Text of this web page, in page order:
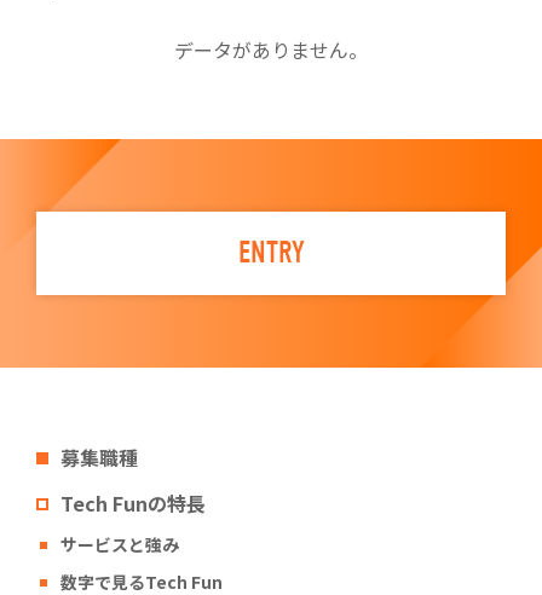
データがありません。
ENTRY
募集職種
Tech Funの特長
サービスと強み
数字で見るTech Fun